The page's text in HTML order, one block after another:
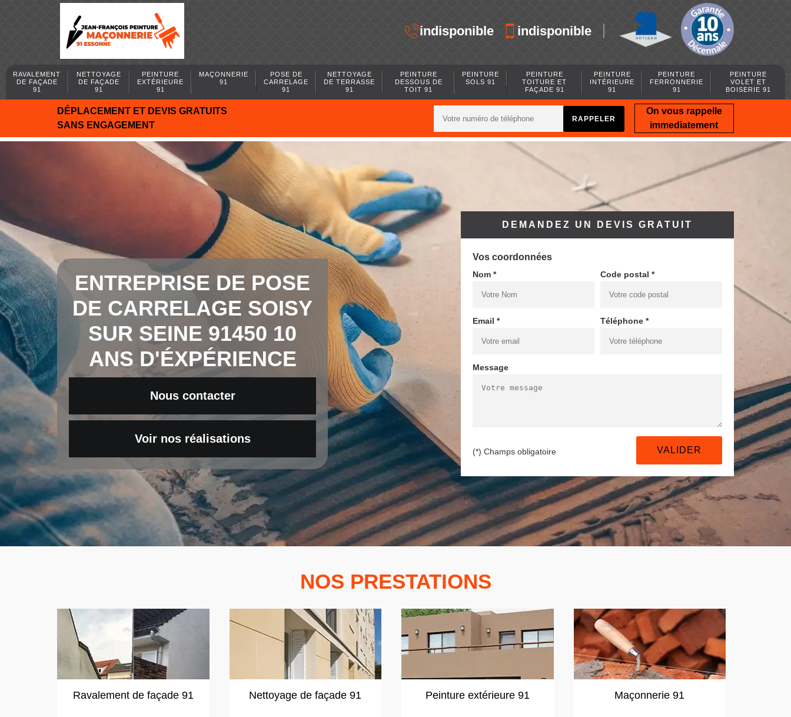
indisponible indisponible
RAVALEMENT
DE FAÇADE
91
NETTOYAGE
DE FAÇADE
91
PEINTURE
EXTÉRIEURE
91
MAÇONNERIE
91
POSE DE
CARRELAGE
91
NETTOYAGE
DE TERRASSE
91
PEINTURE
DESSOUS DE
TOIT 91
PEINTURE
SOLS 91
PEINTURE
TOITURE ET
FAÇADE 91
PEINTURE
INTÉRIEURE
91
PEINTURE
FERRONNERIE
91
PEINTURE
VOLET ET
BOISERIE 91
DÉPLACEMENT ET DEVIS GRATUITS
SANS ENGAGEMENT
On vous rappelle
immediatement
ENTREPRISE DE POSE
DE CARRELAGE SOISY
SUR SEINE 91450 10
ANS D'ÉXPÉRIENCE
Nous contacter
Voir nos réalisations
DEMANDEZ UN DEVIS GRATUIT
Vos coordonnées
Nom * Code postal *
Email * Téléphone *
Message
(*) Champs obligatoire
NOS PRESTATIONS
Ravalement de façade 91 Nettoyage de façade 91 Peinture extérieure 91 Maçonnerie 91